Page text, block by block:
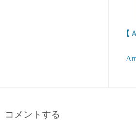
【
コメントする